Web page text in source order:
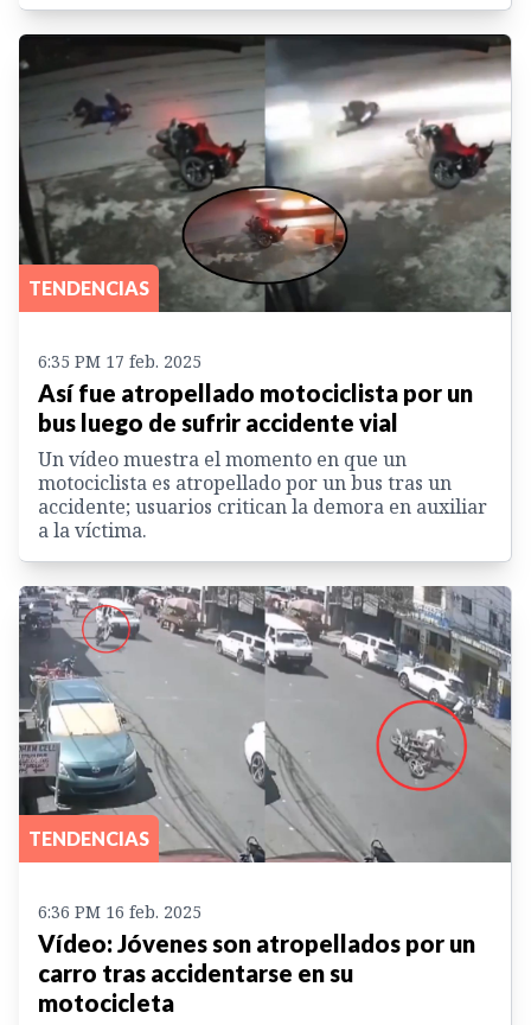
TENDENCIAS
6:35 PM 17 feb. 2025
Así fue atropellado motociclista por un
bus luego de sufrir accidente vial
Un vídeo muestra el momento en que un
motociclista es atropellado por un bus tras un
accidente; usuarios critican la demora en auxiliar
a la víctima.
TENDENCIAS
6:36 PM 16 feb. 2025
Vídeo: Jóvenes son atropellados por un
carro tras accidentarse en su
motocicleta